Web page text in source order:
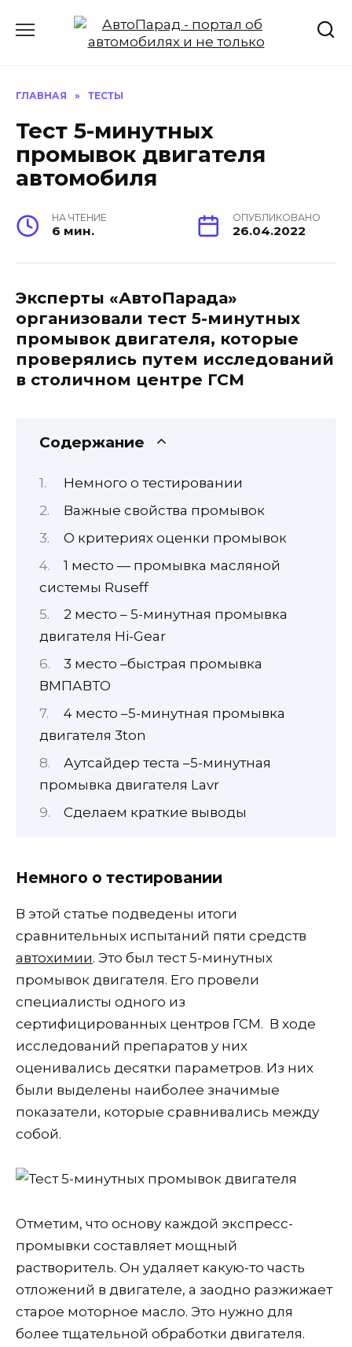
содержанию
ГЛАВНАЯ » ТЕСТЫ
Тест 5-минутных
промывок двигателя
автомобиля
НА ЧТЕНИЕ
6 мин.
ОПУБЛИКОВАНО
26.04.2022
Эксперты «АвтоПарада»
организовали тест 5-минутных
промывок двигателя, которые
проверялись путем исследований
в столичном центре ГСМ
Содержание
Немного о тестировании
Важные свойства промывок
О критериях оценки промывок
1 место — промывка масляной
системы Ruseff
2 место – 5-минутная промывка
двигателя Hi-Gear
3 место –быстрая промывка
ВМПАВТО
4 место –5-минутная промывка
двигателя 3ton
Аутсайдер теста –5-минутная
промывка двигателя Lavr
Сделаем краткие выводы
Немного о тестировании
В этой статье подведены итоги
сравнительных испытаний пяти средств
автохимии. Это был тест 5-минутных
промывок двигателя. Его провели
специалисты одного из
сертифицированных центров ГСМ. В ходе
исследований препаратов у них
оценивались десятки параметров. Из них
были выделены наиболее значимые
показатели, которые сравнивались между
собой.
Отметим, что основу каждой экспресс-
промывки составляет мощный
растворитель. Он удаляет какую-то часть
отложений в двигателе, а заодно разжижает
старое моторное масло. Это нужно для
более тщательной обработки двигателя.